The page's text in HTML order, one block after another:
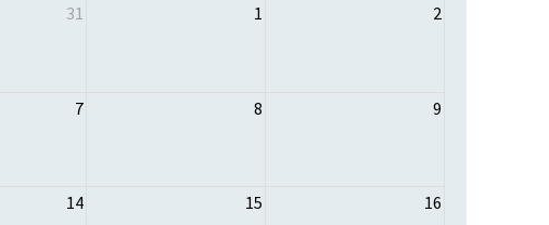
31 1 2
7 8 9
14 15 16